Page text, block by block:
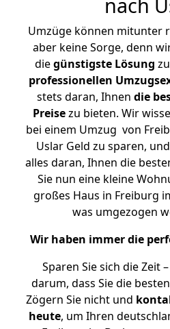
Umzüge können mitunter
aber keine Sorge, denn
diegünstigste Lösung
professionellen
stets daran, Ihnen die
Preisezu bieten. Wir
bei einem Umzug von
Uslar Geld zu sparen,
alles daran, Ihnen die
Sie nun eine kleine
großes Haus in Freiburg
was umgezogen
Wir haben immer die
Sparen Sie sich die Zeit
darum, dass Sie die
Zögern Sie nicht und
heute, um Ihren